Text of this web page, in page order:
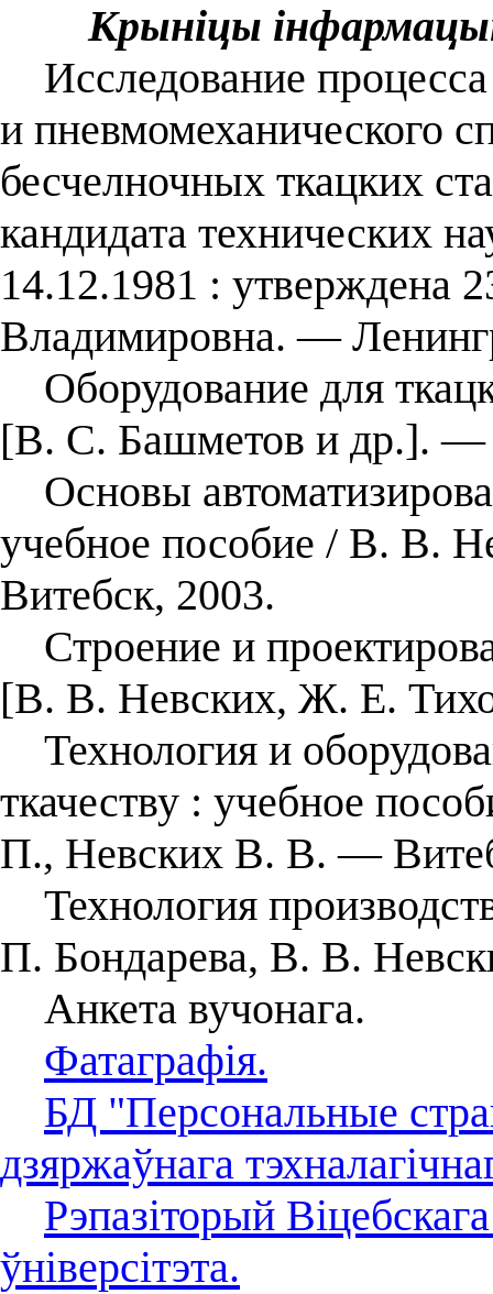
Крыніцы
Исследование
и пневмомеханического
бесчелночных ткацких
кандидата технических
14.12.1981 : утверждена
Владимировна. —
Оборудование для
[В. С. Башметов и др.]. —
Основы
учебное пособие / В. В.
Витебск, 2003.
Строение и
[В. В. Невских, Ж. Е.
Технология и
ткачеству : учебное
П., Невских В. В. —
Технология
П. Бондарева, В. В.
Анкета вучонага.
Фатаграфія.
БД "Персональные
дзяржаўнага
Рэпазіторый
ўніверсітэта.